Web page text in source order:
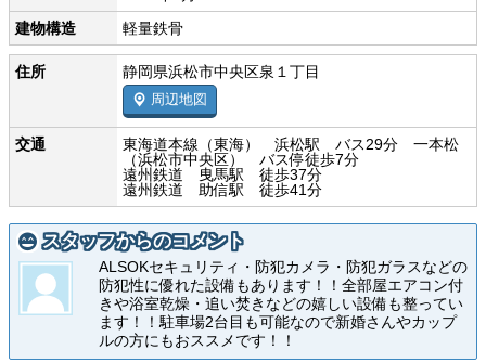
建物構造
軽量鉄骨
住所 静岡県浜松市中央区泉１丁目
周辺地図
交通
東海道本線（東海） 浜松駅 バス29分 一本松
（浜松市中央区） バス停徒歩7分
遠州鉄道 曳馬駅 徒歩37分
遠州鉄道 助信駅 徒歩41分
スタッフからのコメント
ALSOKセキュリティ・防犯カメラ・防犯ガラスなどの
防犯性に優れた設備もあります！！全部屋エアコン付
きや浴室乾燥・追い焚きなどの嬉しい設備も整ってい
ます！！駐車場2台目も可能なので新婚さんやカップ
ルの方にもおススメです！！